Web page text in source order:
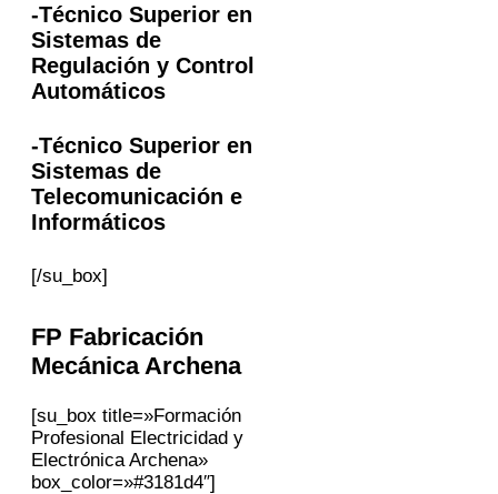
-Técnico Superior en
Sistemas de
Regulación y Control
Automáticos
-Técnico Superior en
Sistemas de
Telecomunicación e
Informáticos
[/su_box]
FP Fabricación
Mecánica Archena
[su_box title=»Formación
Profesional Electricidad y
Electrónica Archena»
box_color=»#3181d4″]